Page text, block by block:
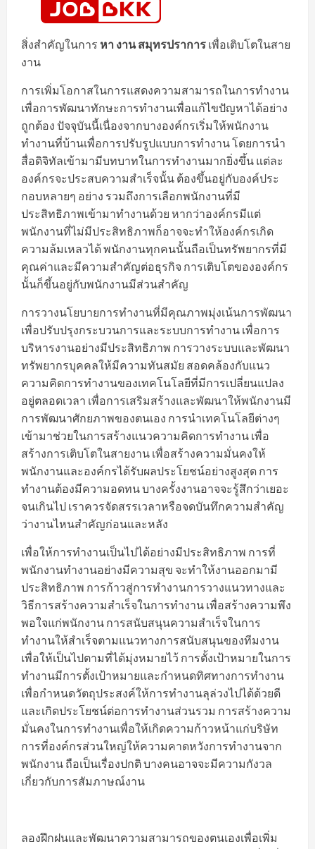
สิ่งสำคัญในการ หา งาน สมุทรปราการ เพื่อเติบโตในสาย
งาน
การเพิ่มโอกาสในการแสดงความสามารถในการทำงาน
เพื่อการพัฒนาทักษะการทำงานเพื่อแก้ไขปัญหาได้อย่าง
ถูกต้อง ปัจจุบันนี้เนื่องจากบางองค์กรเริ่มให้พนักงาน
ทำงานที่บ้านเพื่อการปรับรูปแบบการทำงาน โดยการนำ
สื่อดิจิทัลเข้ามามีบทบาทในการทำงานมากยิ่งขึ้น แต่ละ
องค์กรจะประสบความสำเร็จนั้น ต้องขึ้นอยู่กับองค์ประ
กอบหลายๆ อย่าง รวมถึงการเลือกพนักงานที่มี
ประสิทธิภาพเข้ามาทำงานด้วย หากว่าองค์กรมีแต่
พนักงานที่ไม่มีประสิทธิภาพก็อาจจะทำให้องค์กรเกิด
ความล้มเหลวได้ พนักงานทุกคนนั้นถือเป็นทรัพยากรที่มี
คุณค่าและมีความสำคัญต่อธุรกิจ การเติบโตขององค์กร
นั้นก็ขึ้นอยู่กับพนักงานมีส่วนสำคัญ
การวางนโยบายการทำงานที่มีคุณภาพมุ่งเน้นการพัฒนา
เพื่อปรับปรุงกระบวนการและระบบการทำงาน เพื่อการ
บริหารงานอย่างมีประสิทธิภาพ การวางระบบและพัฒนา
ทรัพยากรบุคคลให้มีความทันสมัย สอดคล้องกับแนว
ความคิดการทำงานของเทคโนโลยีที่มีการเปลี่ยนแปลง
อยู่ตลอดเวลา เพื่อการเสริมสร้างและพัฒนาให้พนักงานมี
การพัฒนาศักยภาพของตนเอง การนำเทคโนโลยีต่างๆ
เข้ามาช่วยในการสร้างแนวความคิดการทำงาน เพื่อ
สร้างการเติบโตในสายงาน เพื่อสร้างความมั่นคงให้
พนักงานและองค์กรได้รับผลประโยชน์อย่างสูงสุด การ
ทำงานต้องมีความอดทน บางครั้งงานอาจจะรู้สึกว่าเยอะ
จนเกินไป เราควรจัดสรรเวลาหรือจดบันทึกความสำคัญ
ว่างานไหนสำคัญก่อนและหลัง
เพื่อให้การทำงานเป็นไปได้อย่างมีประสิทธิภาพ การที่
พนักงานทำงานอย่างมีความสุข จะทำให้งานออกมามี
ประสิทธิภาพ การก้าวสู่การทำงานการวางแนวทางและ
วิธีการสร้างความสำเร็จในการทำงาน เพื่อสร้างความพึง
พอใจแก่พนักงาน การสนับสนุนความสำเร็จในการ
ทำงานให้สำเร็จตามแนวทางการสนับสนุนของทีมงาน
เพื่อให้เป็นไปตามที่ได้มุ่งหมายไว้ การตั้งเป้าหมายในการ
ทำงานมีการตั้งเป้าหมายและกำหนดทิศทางการทำงาน
เพื่อกำหนดวัตถุประสงค์ให้การทำงานลุล่วงไปได้ด้วยดี
และเกิดประโยชน์ต่อการทำงานส่วนรวม การสร้างความ
มั่นคงในการทำงานเพื่อให้เกิดความก้าวหน้าแก่บริษัท
การที่องค์กรส่วนใหญ่ให้ความคาดหวังการทำงานจาก
พนักงาน ถือเป็นเรื่องปกติ บางคนอาจจะมีความกังวล
เกี่ยวกับการสัมภาษณ์งาน
ลองฝึกฝนและพัฒนาความสามารถของตนเองเพื่อเพิ่ม